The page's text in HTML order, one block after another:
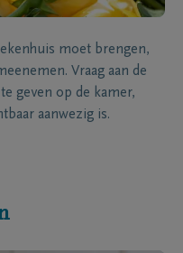
moet brengen,
Vraag aan de
geven op de kamer,
aanwezig is.